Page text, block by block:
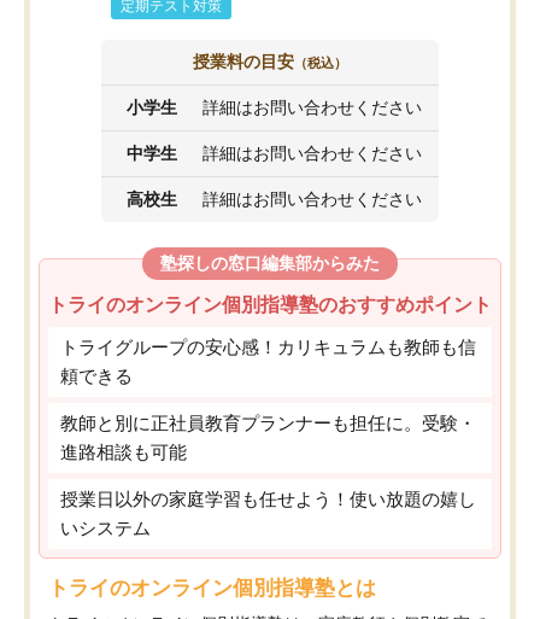
定期テスト対策
授業料の目安 （税込）
小学生 詳細はお問い合わせください
中学生 詳細はお問い合わせください
高校生 詳細はお問い合わせください
塾探しの窓口編集部からみた
トライのオンライン個別指導塾のおすすめポイント
トライグループの安心感！カリキュラムも教師も信
頼できる
教師と別に正社員教育プランナーも担任に。受験・
進路相談も可能
授業日以外の家庭学習も任せよう！使い放題の嬉し
いシステム
トライのオンライン個別指導塾とは